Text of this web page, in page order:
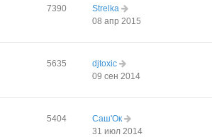
7390
Strelka
08 апр 2015
5635
djtoxic
09 сен 2014
5404
Саш'Ок
31 июл 2014